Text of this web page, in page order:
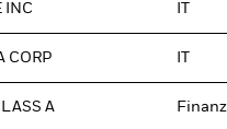
INC
CORP
A